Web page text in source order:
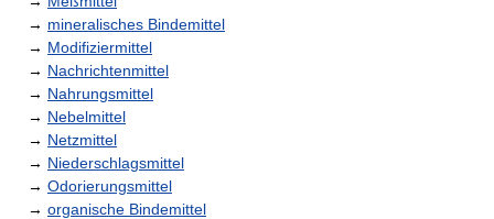
→ mineralisches Bindemittel
→ Modifiziermittel
→ Nachrichtenmittel
→ Nahrungsmittel
→ Nebelmittel
→ Netzmittel
→ Niederschlagsmittel
→ Odorierungsmittel
→ organische Bindemittel